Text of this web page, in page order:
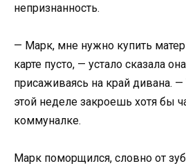
непризнанность.
— Марк, мне нужно купить
карте пусто, — устало сказала
присаживаясь на край дивана.
этой неделе закроешь хотя бы
коммуналке.
Марк поморщился, словно от